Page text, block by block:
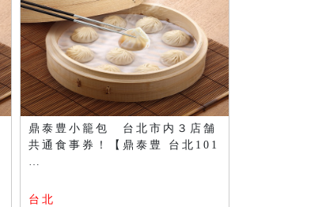
鼎泰豊小籠包 台北市内３店舗
共通食事券！【鼎泰豊 台北101
…
台北